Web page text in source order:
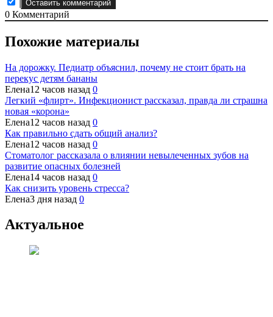
0 Комментарий
Похожие материалы
На дорожку. Педиатр объяснил, почему не стоит брать на
перекус детям бананы
Елена12 часов назад 0
Легкий «флирт». Инфекционист рассказал, правда ли страшна
новая «корона»
Елена12 часов назад 0
Как правильно сдать общий анализ?
Елена12 часов назад 0
Стоматолог рассказала о влиянии невылеченных зубов на
развитие опасных болезней
Елена14 часов назад 0
Как снизить уровень стресса?
Елена3 дня назад 0
Актуальное